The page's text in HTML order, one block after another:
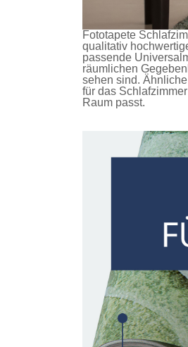
Fototapete
qualitativ
passende
räumlichen
sehen sind.
für das
Raum passt.